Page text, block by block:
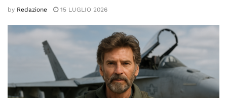
by Redazione 15 LUGLIO 2026